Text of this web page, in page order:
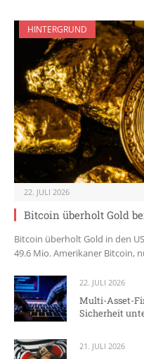
HINTERGRUND
22. JULI 2026
Bitcoin überholt Gold
Bitcoin überholt Gold in den
49.6 Mio. Amerikaner Bitcoin,
22. JULI 2026
Multi-Asset-
Sicherheit
21. JULI 2026